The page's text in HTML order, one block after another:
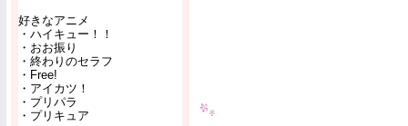
好きなアニメ
・ハイキュー！！
・おお振り
・終わりのセラフ
・Free!
・アイカツ！
・プリパラ
・プリキュア